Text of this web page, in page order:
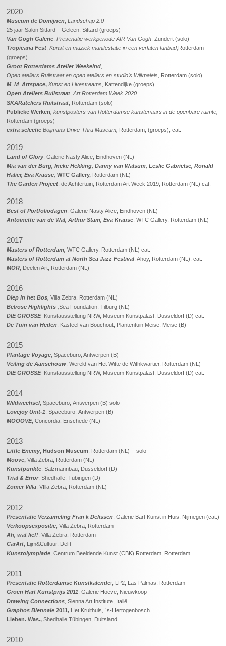
2020
Museum de Domijnen ,Landschap 2.0
25 jaar Salon Sittard – Geleen, Sittard (groeps)
Van Gogh Galerie ,Presenatie werkperiode AIR Van Gogh , Zundert (solo)
Tropicana Fest ,Kunst en muziek manifestatie in een verlaten funbad, Rotterdam
(groeps)
Groot Rotterdams Atelier Weekeind
Open ateliers Ruilstraat en open ateliers en studio’s Wijkpaleis , Rotterdam (solo)
M_M_Artspace,Kunst en Livestreams
, Kattendijke (groeps)
Open Ateliers Ruilstraat ,Art Rotterdam Week 2020
SKARateliers Ruilstraat , Rotterdam (solo)
Publieke Werken ,kunstposters van Rotterdamse kunstenaars in de openbare ruimte,
Rotterdam (groeps)
extra selectieBoijmans Drive-Thru Museum, Rotterdam, (groeps), cat.
2019
Land of Glory, Galerie Nasty Alice, Eindhoven (NL)
Mia van der Burg, Ineke Hekking, Danny van Walsum, Leslie Gabrielse, Ronald
Halier, Eva Krause,WTC Gallery, Rotterdam (NL)
The Garden Project , de Achtertuin, Rotterdam Art Week 2019, Rotterdam (NL) cat.
2018
Best of Portfoliodagen , Galerie Nasty Alice, Eindhoven (NL)
Antoinette van de Wal, Arthur Stam, Eva Krause , WTC Gallery, Rotterdam (NL)
2017
Masters of Rotterdam,WTC Gallery, Rotterdam (NL) cat.
Masters of Rotterdam at North Sea Jazz Festival, Ahoy, Rotterdam (NL), cat.
MOR , Deelen Art, Rotterdam (NL)
2016
Diep in het Bos Villa Zebra, Rotterdam (NL)
Belrose Highlights ,Sea Foundation, Tilburg (NL)
DIE GROSSEKunstausstellung NRW, Museum Kunstpalast, Düsseldorf (D) cat.
De Tuin van Heden , Kasteel van Bouchout, Plantentuin Meise, Meise (B)
2015
Plantage Voyage , Spaceburo, Antwerpen (B)
Veiling de Aanschouw , Wereld van Het Witte de Withkwartier, Rotterdam (NL)
DIE GROSSEKunstausstellung NRW, Museum Kunstpalast, Düsseldorf (D) cat.
2014
Wildwechsel , Spaceburo, Antwerpen (B) solo
Lovejoy Unit-1 , Spaceburo, Antwerpen (B)
MOOOVE, Concordia, Enschede (NL)
2013
Little Enemy, Hudson Museum
, Rotterdam (NL) - solo -
Moove,Villa Zebra, Rotterdam (NL)
Kunstpunkte , Salzmannbau, Düsseldorf (D)
Trial & Error, Shedhalle, Tübingen (D)
Zomer Villa , VIlla Zebra, Rotterdam (NL)
2012
Presentatie Verzameling Fran k Delissen , Galerie Bart Kunst in Huis, Nijmegen (cat.)
Verkoopsexpositie , Villa Zebra, Rotterdam
Ah, wat lief! , Villa Zebra, Rotterdam
CarArt , Lijm&Cultuur, Delft
Kunstolympiade , Centrum Beeldende Kunst (CBK) Rotterdam, Rotterdam
2011
Presentatie Rotterdamse Kunstkalender, LP2, Las Palmas, Rotterdam
Groen Hart Kunstprijs 2011 , Galerie Hoeve, Nieuwkoop
Drawing Connections , Sienna Art Institute, Italië
Graphos Biennale2011, Het Kruithuis, `s-Hertogenbosch
Lieben. Was., Shedhalle Tübingen, Duitsland
2010